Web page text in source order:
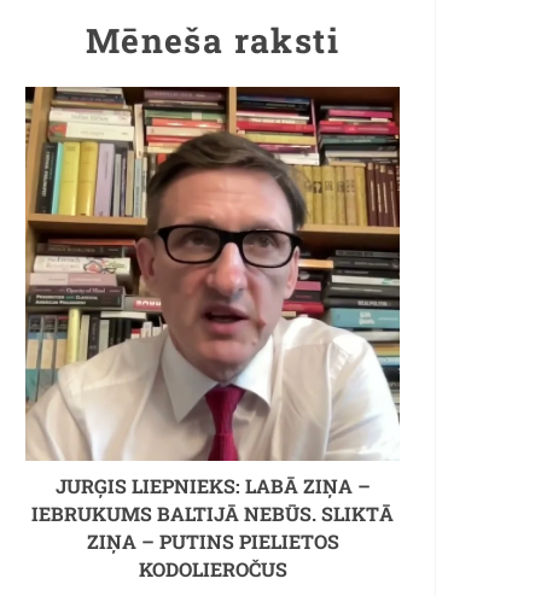
Mēneša raksti
JURĢIS LIEPNIEKS: LABĀ ZIŅA –
IEBRUKUMS BALTIJĀ NEBŪS. SLIKTĀ
ZIŅA – PUTINS PIELIETOS
KODOLIEROČUS